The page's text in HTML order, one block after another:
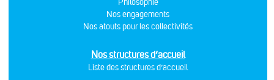
Philosophie
Nos engagements
Nos atouts pour les collectivités
Nos structures d’accueil
Liste des structures d’accueil